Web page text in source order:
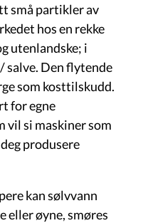
små partikler av
hos en rekke
utenlandske; i
salve. Den flytende
som kosttilskudd.
for egne
vil si maskiner som
produsere
kan sølvvann
eller øyne, smøres